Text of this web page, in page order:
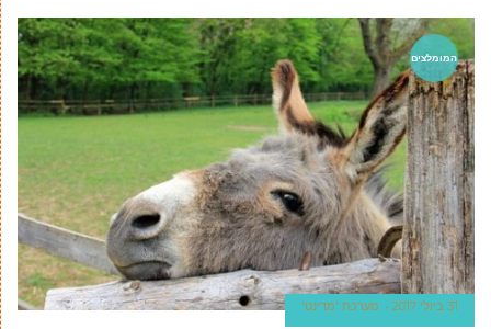
המומלצים
31 ביולי 2017 מערכת 'מדינט'